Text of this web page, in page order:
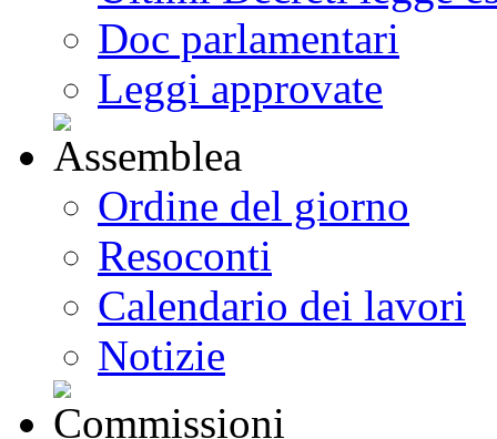
Doc parlamentari
Leggi approvate
Ordine del giorno
Resoconti
Calendario dei lavori
Notizie